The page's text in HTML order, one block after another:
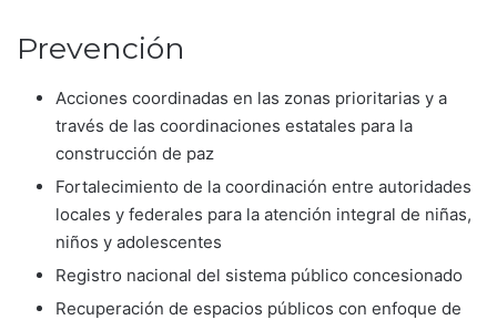
Prevención
Acciones coordinadas en las zonas prioritarias y a
través de las coordinaciones estatales para la
construcción de paz
Fortalecimiento de la coordinación entre autoridades
locales y federales para la atención integral de niñas,
niños y adolescentes
Registro nacional del sistema público concesionado
Recuperación de espacios públicos con enfoque de